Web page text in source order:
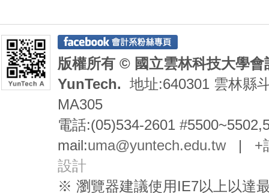
版權所有 © 國立雲林科技大學
YunTech. 地址:640301 雲林縣
MA305
電話:(05)534-2601
mail:uma@yuntech.edu.tw| +
設計
※ 瀏覽器建議使用IE7以上以達